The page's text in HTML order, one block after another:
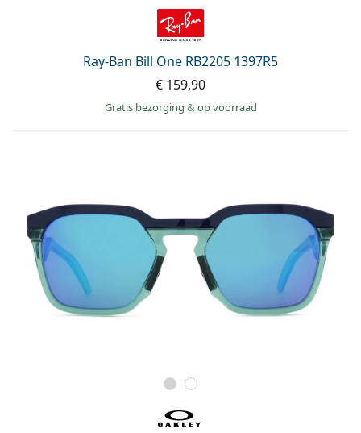
Ray-Ban Bill One RB2205 1397R5
€ 159,90
Gratis bezorging & op voorraad